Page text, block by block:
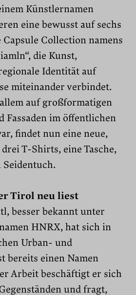
Künstlernamen
eine bewusst auf sechs
Collection namens
die Kunst,
Identität auf
miteinander verbindet.
auf großformatigen
Fassaden im öffentlichen
findet nun eine neue,
T-Shirts, eine Tasche,
Seidentuch.
Tirol neu liest
besser bekannt unter
HNRX, hat sich in
Urban- und
bereits einen Namen
Arbeit beschäftigt er sich
und fragt,